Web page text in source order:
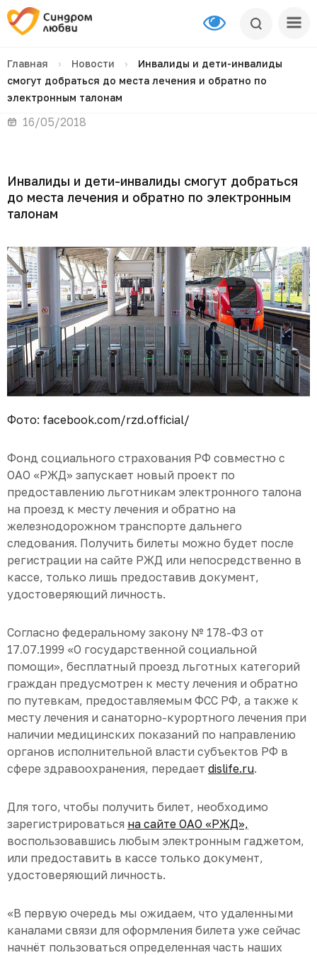
Главная › Новости ›
Инвалиды и дети-инвалиды
смогут добраться до места лечения и обратно по
электронным талонам
16/05/2018
Инвалиды и дети-инвалиды смогут добраться
до места лечения и обратно по электронным
талонам
Фото: facebook.com/rzd.official/
Фонд социального страхования РФ совместно с
ОАО «РЖД» запускает новый проект по
предоставлению льготникам электронного талона
на проезд к месту лечения и обратно на
железнодорожном транспорте дальнего
следования. Получить билеты можно будет после
регистрации на сайте РЖД или непосредственно в
кассе, только лишь предоставив документ,
удостоверяющий личность.
Cогласно федеральному закону № 178-ФЗ от
17.07.1999 «О государственной социальной
помощи», бесплатный проезд льготных категорий
граждан предусмотрен к месту лечения и обратно
по путевкам, предоставляемым ФСС РФ, а также к
месту лечения и санаторно-курортного лечения при
наличии медицинских показаний по направлению
органов исполнительной власти субъектов РФ в
сфере здравоохранения, передает dislife.ru.
Для того, чтобы получить билет, необходимо
зарегистрироваться на сайте ОАО «РЖД»,
воспользовавшись любым электронным гаджетом,
или предоставить в кассе только документ,
удостоверяющий личность.
«В первую очередь мы ожидаем, что удаленными
каналами связи для оформления билета уже сейчас
начнёт пользоваться определенная часть наших